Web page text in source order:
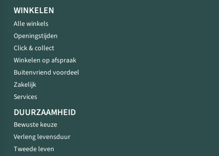
WINKELEN
Alle winkels
Openingstijden
Click & collect
Winkelen op afspraak
Buitenvriend voordeel
Zakelijk
Services
DUURZAAMHEID
Bewuste keuze
Verleng levensduur
Tweede leven